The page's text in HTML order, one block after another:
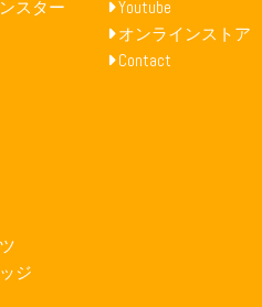
スター
ジ
Youtube
オンラインストア
Contact